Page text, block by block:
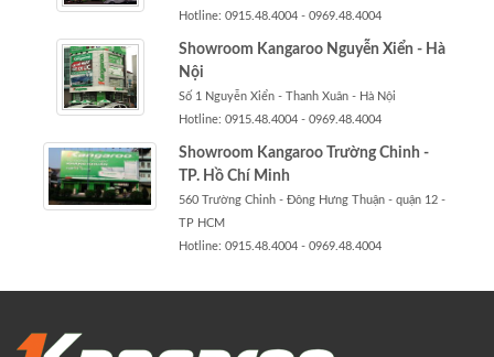
Hotline: 0915.48.4004 - 0969.48.4004
Showroom Kangaroo Nguyễn Xiển - Hà
Nội
Số 1 Nguyễn Xiển - Thanh Xuân - Hà Nội
Hotline: 0915.48.4004 - 0969.48.4004
Showroom Kangaroo Trường Chinh -
TP. Hồ Chí Minh
560 Trường Chinh - Đông Hưng Thuận - quận 12 -
TP HCM
Hotline: 0915.48.4004 - 0969.48.4004